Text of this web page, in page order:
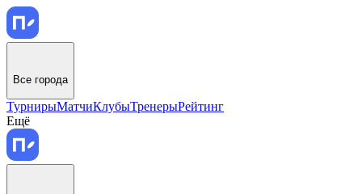
Все города
ТурнирыМатчиКлубыТренерыРейтинг
Ещё